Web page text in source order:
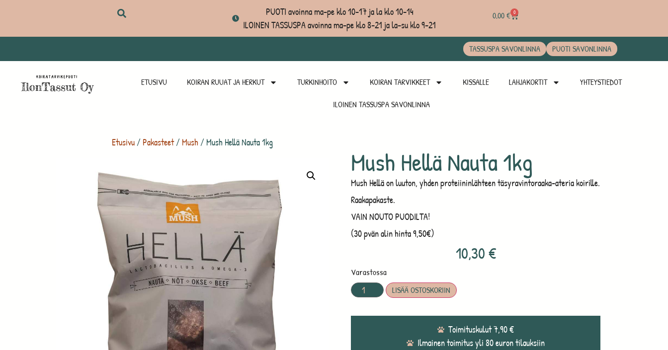
PUOTI avoinna ma-pe klo 10-17 ja la klo 10-14
ILOINEN TASSUSPA avoinna ma-pe klo 8-21 ja la-su klo 9-21
0,00€ 0
TASSUSPA SAVONLINNA PUOTI SAVONLINNA
ETUSIVU KOIRAN RUUAT JA HERKUT TURKINHOITO KOIRAN TARVIKKEET KISSALLE LAHJAKORTIT YHTEYSTIEDOT
ILOINEN TASSUSPA SAVONLINNA
Etusivu/ Pakasteet/ Mush/ Mush Hellä Nauta 1kg
Mush Hellä Nauta 1kg
Mush Hellä on luuton, yhden proteiininlähteen täsyravintoraaka-ateria koirille.
Raakapakaste.
VAIN NOUTO PUODILTA!
(30 pvän alin hinta 9,50€)
10,30€
Varastossa
LISÄÄ OSTOSKORIIN
Toimituskulut 7,90 €
Ilmainen toimitus yli 80 euron tilauksiin